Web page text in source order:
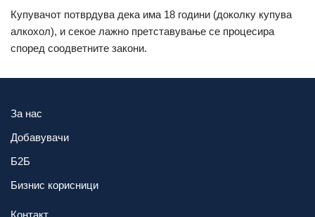
Купувачот потврдува дека има 18 години (доколку купува
алкохол), и секое лажно претставување се процесира
според соодветните закони.
За нас
Добавувачи
Б2Б
Бизнис корисници
Контакт